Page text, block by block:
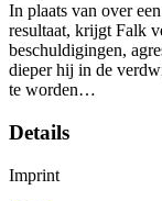
In plaats van over
resultaat, krijgt Falk
beschuldigingen,
dieper hij in de
te worden…
Details
Imprint